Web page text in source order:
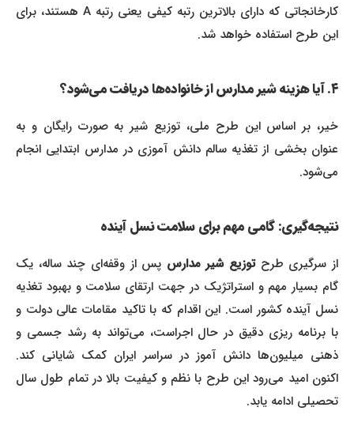
کارخانجاتی که دارای بالاترین رتبه کیفی یعنی رتبه A هستند، برای
این طرح استفاده خواهد شد.
خیر، بر اساس این طرح ملی، توزیع شیر به صورت رایگان و به
عنوان بخشی از تغذیه سالم دانش آموزی در مدارس ابتدایی انجام
می‌شود.
نتیجه‌گیری: گامی مهم برای سلامت نسل آینده
از سرگیری طرحتوزیع شیر مدارسپس از وقفه‌ای چند ساله، یک
گام بسیار مهم و استراتژیک در جهت ارتقای سلامت و بهبود تغذیه
نسل آینده کشور است. این اقدام که با تاکید مقامات عالی دولت و
با برنامه ریزی دقیق در حال اجراست، می‌تواند به رشد جسمی و
ذهنی میلیون‌ها دانش آموز در سراسر ایران کمک شایانی کند.
اکنون امید می‌رود این طرح با نظم و کیفیت بالا در تمام طول سال
تحصیلی ادامه یابد.